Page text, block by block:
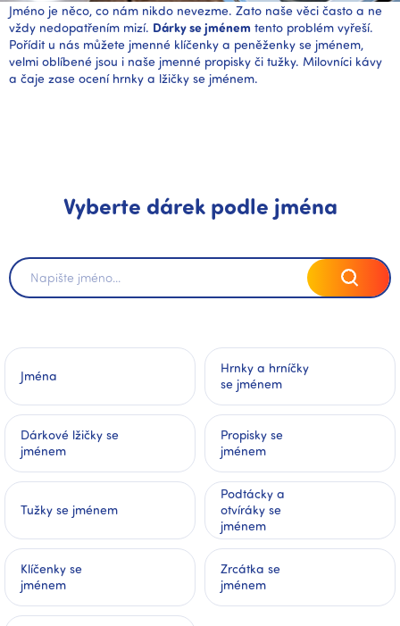
Jméno je něco, co nám nikdo nevezme. Zato naše věci často a ne
vždy nedopatřením mizí. Dárky se jménem tento problém vyřeší.
Pořídit u nás můžete jmenné klíčenky a peněženky se jménem,
velmi oblíbené jsou i naše jmenné propisky či tužky. Milovníci kávy
a čaje zase ocení hrnky a lžičky se jménem.
Vyberte dárek podle jména
Jména
Hrnky a hrníčky
se jménem
Dárkové lžičky se
jménem
Propisky se
jménem
Tužky se jménem
Podtácky a
otvíráky se
jménem
Klíčenky se
jménem
Zrcátka se
jménem